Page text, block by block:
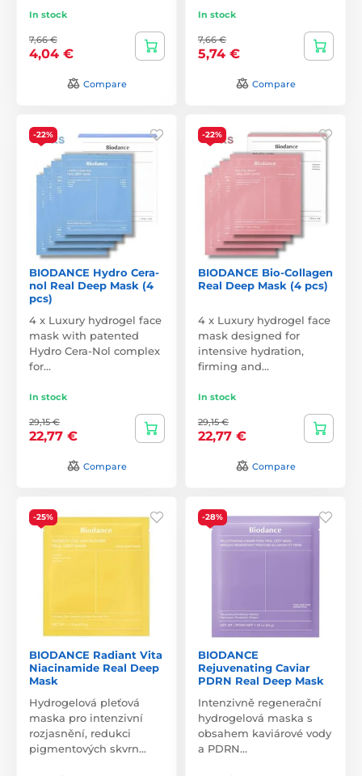
In stock
7,66 €
4,04 €
Compare
In stock
7,66 €
5,74 €
Compare
-22%
BIODANCE Hydro Cera-
nol Real Deep Mask (4
pcs)
4 x Luxury hydrogel face
mask with patented
Hydro Cera-Nol complex
for…
In stock
29,15 €
22,77 €
Compare
-22%
BIODANCE Bio-Collagen
Real Deep Mask (4 pcs)
4 x Luxury hydrogel face
mask designed for
intensive hydration,
firming and…
In stock
29,15 €
22,77 €
Compare
-25%
BIODANCE Radiant Vita
Niacinamide Real Deep
Mask
Hydrogelová pleťová
maska pro intenzivní
rozjasnění, redukci
pigmentových skvrn…
-28%
BIODANCE
Rejuvenating Caviar
PDRN Real Deep Mask
Intenzivně regenerační
hydrogelová maska s
obsahem kaviárové vody
a PDRN…